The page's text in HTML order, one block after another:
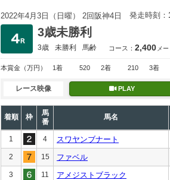
2022年4月3日（日曜） 2回阪神4日 発走時刻：
3歳未勝利
3歳 未勝利 馬齢 コース： 2,400 メ
本賞金 （万円） 1着 520 2着 210 3着
レース映像 PLAY
着順 枠
馬
番
馬名
1 4 スワヤンブナート
2 15 ファベル
3 11 アメジストブラック